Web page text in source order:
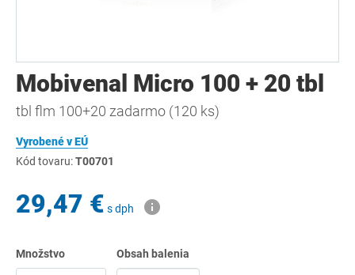
Mobivenal Micro 100 + 20 tbl
tbl flm 100+20 zadarmo (120 ks)
Vyrobené v EÚ
Kód tovaru:T00701
29,47 € s dph
Množstvo Obsah balenia